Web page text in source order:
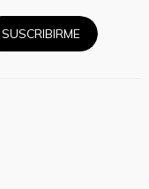
SUSCRIBIRME